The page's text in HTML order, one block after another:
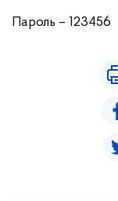
Пароль – 123456